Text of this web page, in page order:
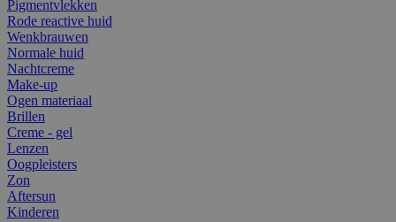
Pigmentvlekken
Rode reactive huid
Wenkbrauwen
Normale huid
Nachtcreme
Make-up
Ogen materiaal
Brillen
Creme - gel
Lenzen
Oogpleisters
Zon
Aftersun
Kinderen